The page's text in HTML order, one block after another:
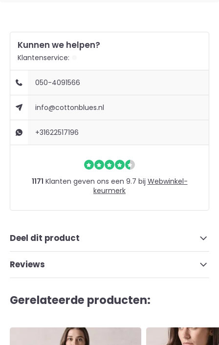
Kunnen we helpen?
Klantenservice:
050-4091566
info@cottonblues.nl
+31622517196
1171 Klanten geven ons een 9.7 bij Webwinkel-
keurmerk
Deel dit product
Reviews
Gerelateerde producten: